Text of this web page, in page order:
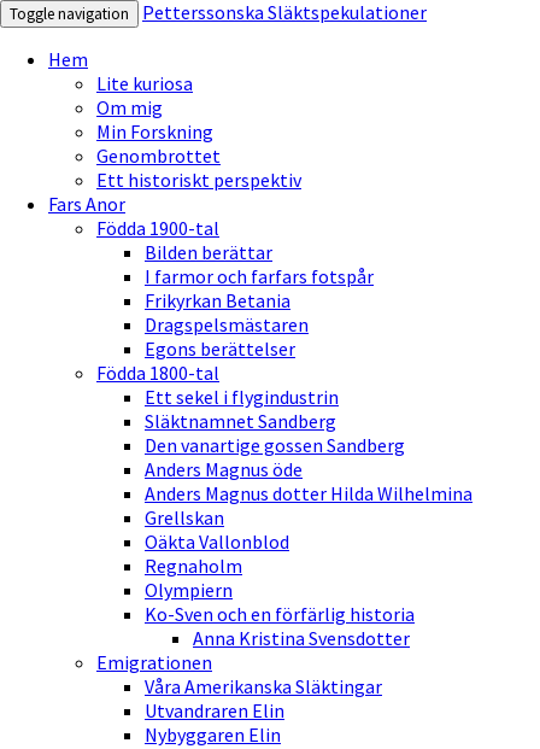
Toggle navigation
Petterssonska Släktspekulationer
Hem
Lite kuriosa
Om mig
Min Forskning
Genombrottet
Ett historiskt perspektiv
Fars Anor
Födda 1900-tal
Bilden berättar
I farmor och farfars fotspår
Frikyrkan Betania
Dragspelsmästaren
Egons berättelser
Födda 1800-tal
Ett sekel i flygindustrin
Släktnamnet Sandberg
Den vanartige gossen Sandberg
Anders Magnus öde
Anders Magnus dotter Hilda Wilhelmina
Grellskan
Oäkta Vallonblod
Regnaholm
Olympiern
Ko-Sven och en förfärlig historia
Anna Kristina Svensdotter
Emigrationen
Våra Amerikanska Släktingar
Utvandraren Elin
Nybyggaren Elin